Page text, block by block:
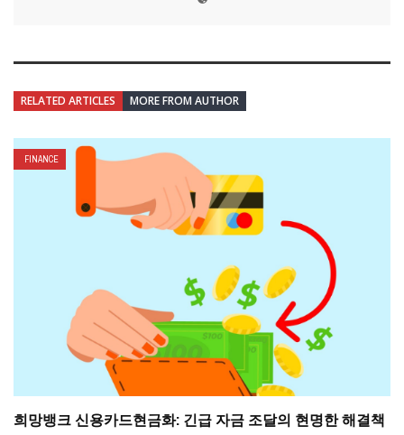
RELATED ARTICLES MORE FROM AUTHOR
FINANCE
희망뱅크 신용카드현금화: 긴급 자금 조달의 현명한 해결책